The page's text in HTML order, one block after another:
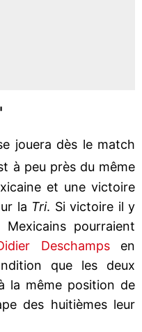
jouera dès le match
à peu près du même
et une victoire
la Tri. Si victoire il y
pourraient
Deschampsen
que les deux
la même position de
des huitièmes leur